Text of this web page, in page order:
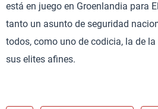
está en juego en Groenlandia para
tanto un asunto de seguridad
todos, como uno de codicia, la de
sus elites afines.